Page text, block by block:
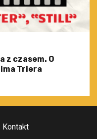
z czasem. O
Triera
Kontakt